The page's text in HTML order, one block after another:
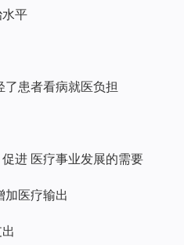
水平
了患者看病就医负担
进 医疗事业发展的需要
加医疗输出